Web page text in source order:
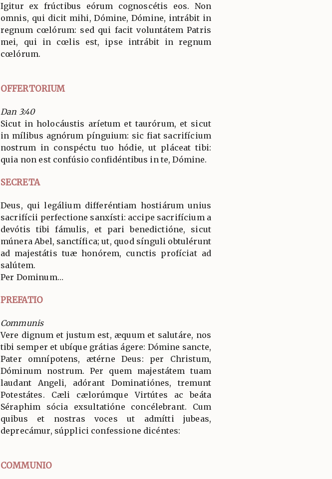
Igitur ex frúctibus eórum cognoscétis eos. Non
omnis, qui dicit mihi, Dómine, Dómine, intrábit in
regnum cœlórum: sed qui facit voluntátem Patris
mei, qui in cœlis est, ipse intrábit in regnum
cœlórum.
OFFERTORIUM
Dan 3:40
Sicut in holocáustis aríetum et taurórum, et sicut
in mílibus agnórum pínguium: sic fiat sacrifícium
nostrum in conspéctu tuo hódie, ut pláceat tibi:
quia non est confúsio confidéntibus in te, Dómine.
SECRETA
Deus, qui legálium differéntiam hostiárum unius
sacrifícii perfectione sanxísti: accipe sacrifícium a
devótis tibi fámulis, et pari benedictióne, sicut
múnera Abel, sanctífica; ut, quod sínguli obtulérunt
ad majestátis tuæ honórem, cunctis profíciat ad
salútem.
Per Dominum…
PREFATIO
Communis
Vere dignum et justum est, æquum et salutáre, nos
tibi semper et ubíque grátias ágere: Dómine sancte,
Pater omnípotens, ætérne Deus: per Christum,
Dóminum nostrum. Per quem majestátem tuam
laudant Angeli, adórant Dominatiónes, tremunt
Potestátes. Cæli cælorúmque Virtútes ac beáta
Séraphim sócia exsultatióne concélebrant. Cum
quibus et nostras voces ut admítti jubeas,
deprecámur, súpplici confessione dicéntes:
COMMUNIO